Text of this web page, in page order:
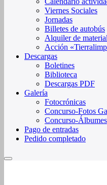
Viernes Sociales
Jornadas
Billetes de autobús
Alquiler de
Acción
Descargas
Boletines
Biblioteca
Descargas PDF
Galería
Fotocrónicas
Concurso-Fotos
Concurso-Álbumes
Pago de entradas
Pedido completado